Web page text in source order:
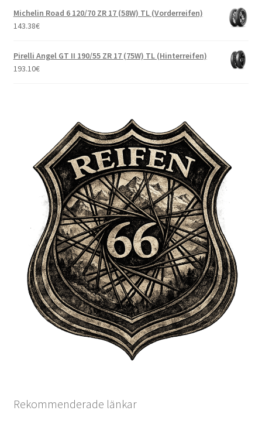
Michelin Road 6 120/70 ZR 17 (58W) TL (Vorderreifen)
143.38€
Pirelli Angel GT II 190/55 ZR 17 (75W) TL (Hinterreifen)
193.10€
Rekommenderade länkar